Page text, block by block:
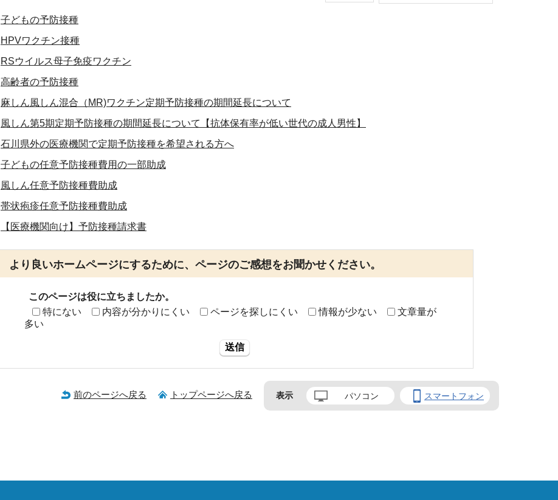
子どもの予防接種
HPVワクチン接種
RSウイルス母子免疫ワクチン
高齢者の予防接種
麻しん風しん混合（MR)ワクチン定期予防接種の期間延長について
風しん第5期定期予防接種の期間延長について【抗体保有率が低い世代の成人男性】
石川県外の医療機関で定期予防接種を希望される方へ
子どもの任意予防接種費用の一部助成
風しん任意予防接種費助成
帯状疱疹任意予防接種費助成
【医療機関向け】予防接種請求書
より良いホームページにするために、ページのご感想をお聞かせください。
このページは役に立ちましたか。
特にない
内容が分かりにくい ページを探しにくい 情報が少ない
文章量が
多い
送信
前のページへ戻る トップページへ戻る 表示 パソコン スマートフォン